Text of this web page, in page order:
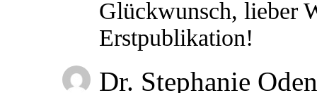
Glückwunsch, lieber
Erstpublikation!
Dr. Stephanie